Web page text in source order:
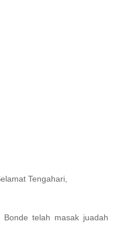
Tengahari,
Bonde telah masak juadah